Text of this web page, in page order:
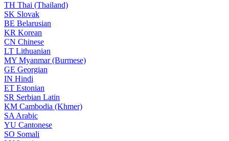
TH Thai (Thailand)
SK Slovak
BE Belarusian
KR Korean
CN Chinese
LT Lithuanian
MY Myanmar (Burmese)
GE Georgian
IN Hindi
ET Estonian
SR Serbian Latin
KM Cambodia (Khmer)
SA Arabic
YU Cantonese
SO Somali